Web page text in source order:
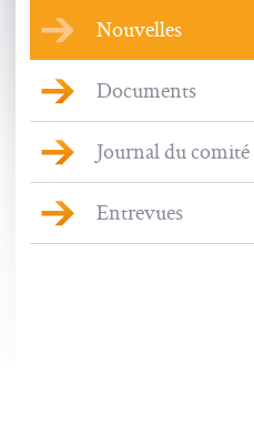
Nouvelles
Documents
Journal du comité
Entrevues